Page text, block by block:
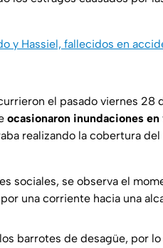
y Hassiel, fallecidos en
el pasado viernes 28
ocasionaron inundaciones
realizando la cobertura
sociales, se observa el
una corriente hacia una
barrotes de desagüe, por